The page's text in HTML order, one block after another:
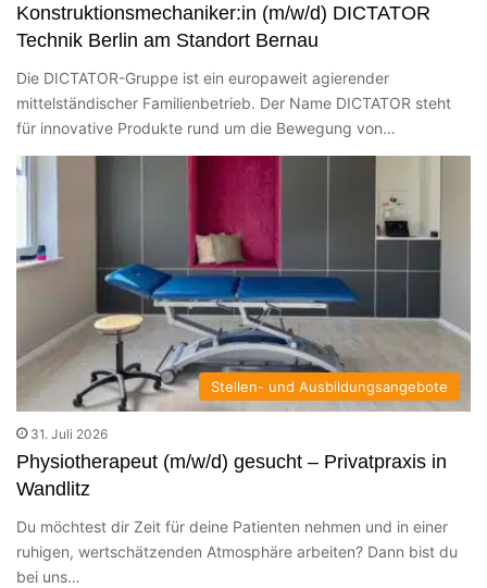
Konstruktionsmechaniker:in (m/w/d) DICTATOR
Technik Berlin am Standort Bernau
Die DICTATOR-Gruppe ist ein europaweit agierender
mittelständischer Familienbetrieb. Der Name DICTATOR steht
für innovative Produkte rund um die Bewegung von…
Stellen- und Ausbildungsangebote
31. Juli 2026
Physiotherapeut (m/w/d) gesucht – Privatpraxis in
Wandlitz
Du möchtest dir Zeit für deine Patienten nehmen und in einer
ruhigen, wertschätzenden Atmosphäre arbeiten? Dann bist du
bei uns…